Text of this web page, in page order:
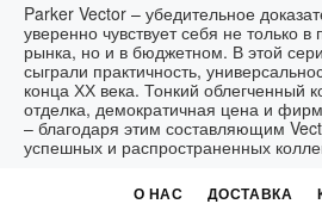
Parker Vector – убедительное
уверенно чувствует себя не только
рынка, но и в бюджетном. В этой
сыграли практичность,
конца ХХ века. Тонкий облегченный
отделка, демократичная цена и
– благодаря этим составляющим
успешных и распространенных
О НАС ДОСТАВКА